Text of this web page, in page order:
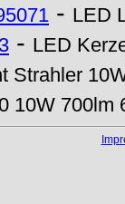
- LED
- LED
Strahler
10W 700lm